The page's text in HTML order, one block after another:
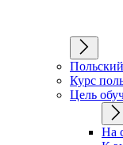
Курс
Цель
На